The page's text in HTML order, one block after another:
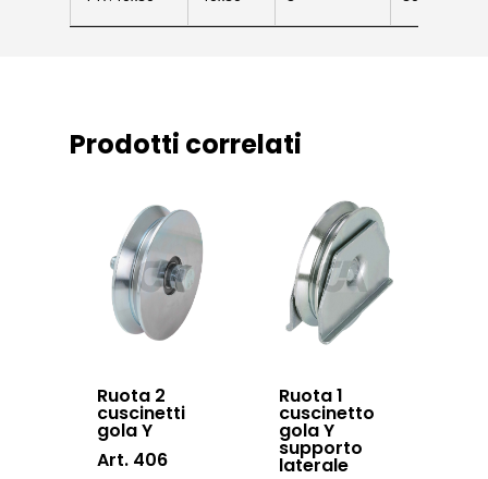
Prodotti correlati
Ruota 2
cuscinetti
gola Y
Art. 406
Ruota 1
cuscinetto
gola Y
supporto
laterale
Sistema
sospesi
Swing gates
accessories
Sistemi di
Inox
News ed eventi
Lavora con noi